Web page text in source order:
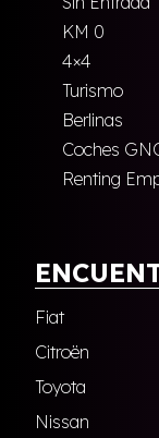
KM 0
4×4
Turismo
Berlinas
Coches
Renting
Fiat
Citroën
Toyota
Nissan